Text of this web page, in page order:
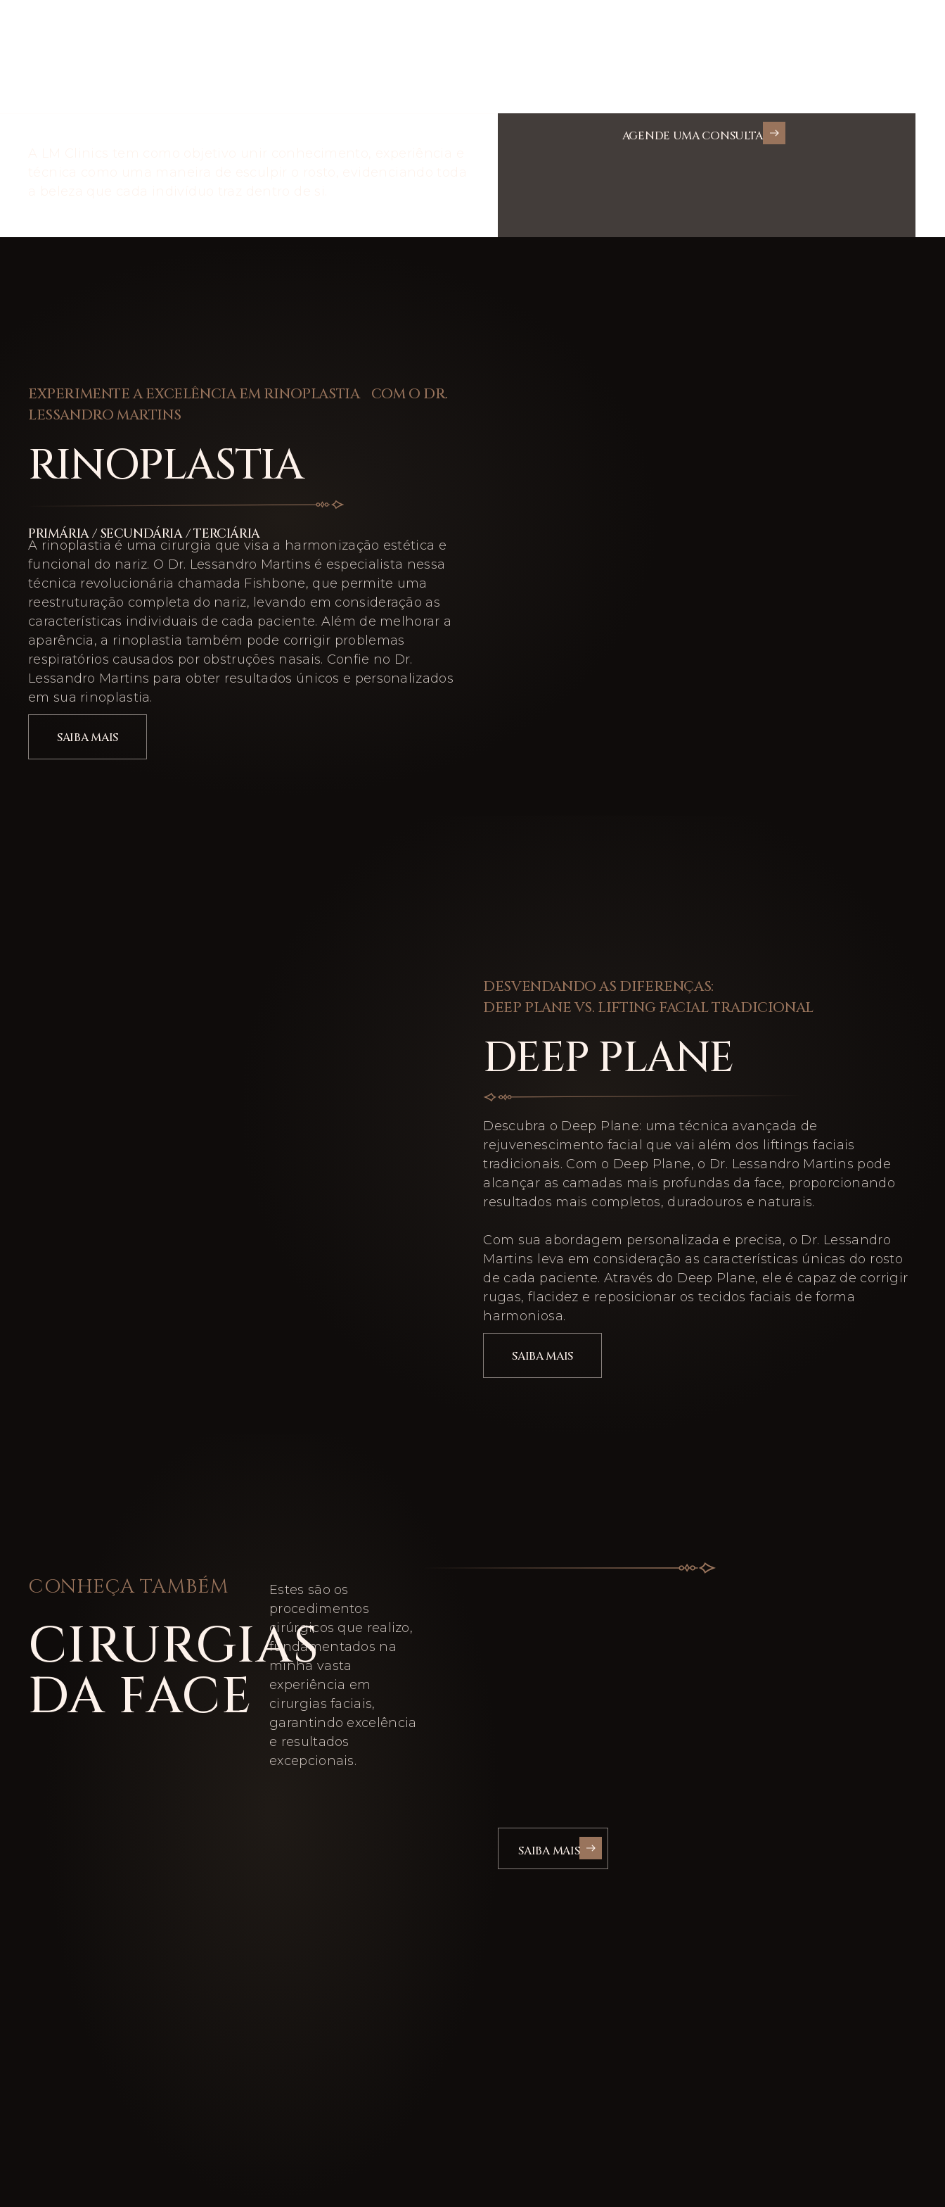
AGENDE UMA CONSULTA
EXPERIMENTE A EXCELÊNCIA EM RINOPLASTIA COM O DR.
LESSANDRO MARTINS
RINOPLASTIA
PRIMÁRIA / SECUNDÁRIA / TERCIÁRIA
A rinoplastia é uma cirurgia que visa a harmonização estética e
funcional do nariz. O Dr. Lessandro Martins é especialista nessa
técnica revolucionária chamada Fishbone, que permite uma
reestruturação completa do nariz, levando em consideração as
características individuais de cada paciente. Além de melhorar a
aparência, a rinoplastia também pode corrigir problemas
respiratórios causados por obstruções nasais. Confie no Dr.
Lessandro Martins para obter resultados únicos e personalizados
em sua rinoplastia.
SAIBA MAIS
DESVENDANDO AS DIFERENÇAS:
DEEP PLANE VS. LIFTING FACIAL TRADICIONAL
DEEP PLANE
Descubra o Deep Plane: uma técnica avançada de
rejuvenescimento facial que vai além dos liftings faciais
tradicionais. Com o Deep Plane, o Dr. Lessandro Martins pode
alcançar as camadas mais profundas da face, proporcionando
resultados mais completos, duradouros e naturais.
Com sua abordagem personalizada e precisa, o Dr. Lessandro
Martins leva em consideração as características únicas do rosto
de cada paciente. Através do Deep Plane, ele é capaz de corrigir
rugas, flacidez e reposicionar os tecidos faciais de forma
harmoniosa.
SAIBA MAIS
CONHEÇA TAMBÉM
CIRURGIAS
DA FACE
Estes são os
procedimentos
cirúrgicos que realizo,
fundamentados na
minha vasta
experiência em
cirurgias faciais,
garantindo excelência
e resultados
excepcionais.
SAIBA MAIS